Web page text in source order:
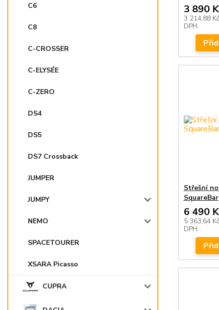
C6
C8
C-CROSSER
C-ELYSÉE
C-ZERO
DS4
DS5
DS7 Crossback
JUMPER
JUMPY
NEMO
SPACETOURER
XSARA Picasso
CUPRA
3 890
3 214,88
DPH
Střešní
SquareBar
6 490
5 363,64
DPH